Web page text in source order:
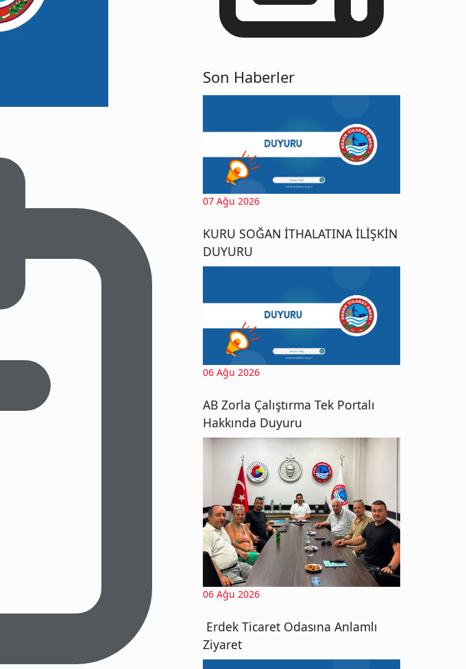
Son Haberler
07 Ağu 2026
KURU SOĞAN İTHALATINA İLİŞKİN
DUYURU
06 Ağu 2026
AB Zorla Çalıştırma Tek Portalı
Hakkında Duyuru
06 Ağu 2026
Erdek Ticaret Odasına Anlamlı
Ziyaret